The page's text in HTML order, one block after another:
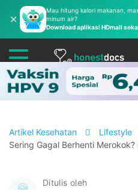
✕
Mau hitung kalori makanan,
minum air?
Download aplikasi HDmall
Artikel Kesehatan Lifestyle
Sering Gagal Berhenti Merokok?
Ditulis oleh